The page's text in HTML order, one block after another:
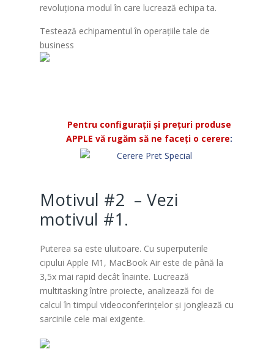
revoluționa modul în care lucrează echipa ta.
Testează echipamentul în operațiile tale de
business
Pentru configurații și prețuri produse
APPLE vă rugăm să ne faceți o cerere:
Motivul #2 – Vezi
motivul #1.
Puterea sa este uluitoare. Cu superputerile
cipului Apple M1, MacBook Air este de până la
3,5x mai rapid decât înainte. Lucrează
multitasking între proiecte, analizează foi de
calcul în timpul videoconferințelor și jonglează cu
sarcinile cele mai exigente.